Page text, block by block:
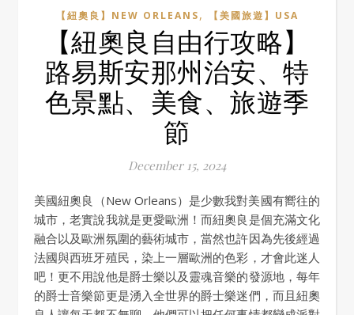
【紐奧良】NEW ORLEANS, 【美國旅遊】USA
【紐奧良自由行攻略】
路易斯安那州治安、特
色景點、美食、旅遊季
節
December 15, 2024
美國紐奧良（New Orleans）是少數我對美國有嚮往的
城市，老實說我就是更愛歐洲！而紐奧良是個充滿文化
融合以及歐洲氛圍的藝術城市，當然也許因為先後經過
法國與西班牙殖民，染上一層歐洲的色彩，才會此迷人
吧！更不用說他是爵士樂以及靈魂音樂的發源地，每年
的爵士音樂節更是湧入全世界的爵士樂迷們，而且紐奧